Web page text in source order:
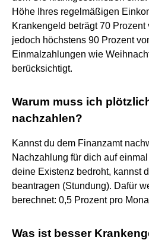
Höhe Ihres regelmäßigen
Krankengeld beträgt 70
jedoch höchstens 90 Prozent
Einmalzahlungen wie
berücksichtigt.
Warum muss ich
nachzahlen?
Kannst du dem Finanzamt
Nachzahlung für dich auf
deine Existenz bedroht, kannst
beantragen (Stundung). Dafür
berechnet: 0,5 Prozent pro
Was ist besser